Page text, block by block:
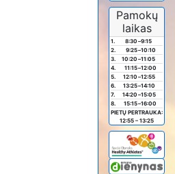
Pamokų
laikas
1. 8:30 –9:15
2.
9:25–10:10
3.
10:20 –11:05
4.
11:15–12:00
5.
12:10 –12:55
6.
13:25–14:10
7.
14:20 –15:05
8.
15:15–16:00
PIETŲ PERTRAUKA:
12:55 – 13:25